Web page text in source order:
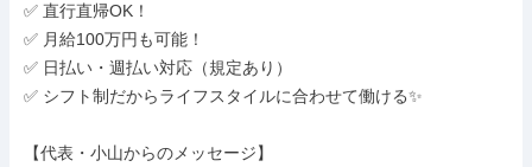
✅ 直行直帰OK！
✅ 月給100万円も可能！
✅ 日払い・週払い対応（規定あり）
✅ シフト制だからライフスタイルに合わせて働ける✨
【代表・小山からのメッセージ】